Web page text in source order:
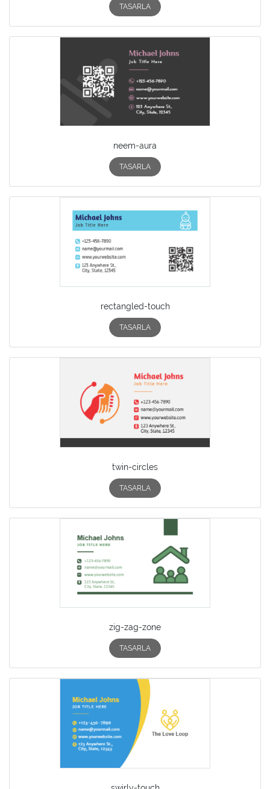
TASARLA
neem-aura
TASARLA
rectangled-touch
TASARLA
twin-circles
TASARLA
zig-zag-zone
TASARLA